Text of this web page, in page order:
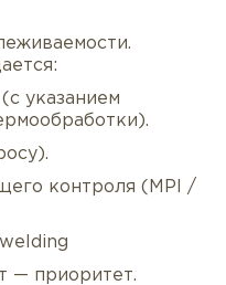
указанием
контроля (MPI /
— приоритет.